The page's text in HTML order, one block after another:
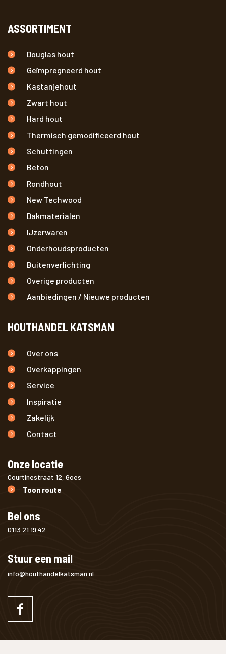
ASSORTIMENT
Douglas hout
Geïmpregneerd hout
Kastanjehout
Zwart hout
Hard hout
Thermisch gemodificeerd hout
Schuttingen
Beton
Rondhout
New Techwood
Dakmaterialen
IJzerwaren
Onderhoudsproducten
Buitenverlichting
Overige producten
Aanbiedingen / Nieuwe producten
HOUTHANDEL KATSMAN
Over ons
Overkappingen
Service
Inspiratie
Zakelijk
Contact
Onze locatie
Courtinestraat 12, Goes
Toon route
Bel ons
0113 21 19 42
Stuur een mail
info@houthandelkatsman.nl